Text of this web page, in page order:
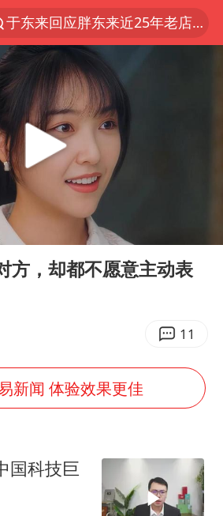
于东来回应胖东来近25年老店年底关闭
上门女婿出轨女邻居多年被判重婚罪
BLG经理辟谣Bin离队
以军士兵把枪口对准中国记者
曹颖儿子首次演长剧
总书记点赞的非遗苗绣焕发新生机
方，却都不愿意主动表
11
新闻 体验效果更佳
国科技巨